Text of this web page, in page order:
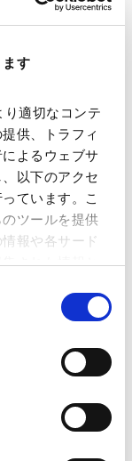
す
適切なコンテ
供、トラフィ
よるウェブサ
以下のアクセ
ています。こ
ツールを提供
報や各サード
された情報と
外部サイト）
務への影響
年5月に全
解説するとと
説いたします
交渉のポイン
～
収スキーム・
判令和８年４